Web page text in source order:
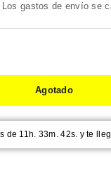
gastos de envío se
Agotado
de 11h. 33m. 41s. y te